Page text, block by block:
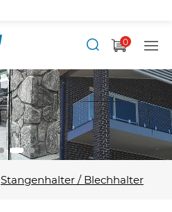
0
Stangenhalter / Blechhalter